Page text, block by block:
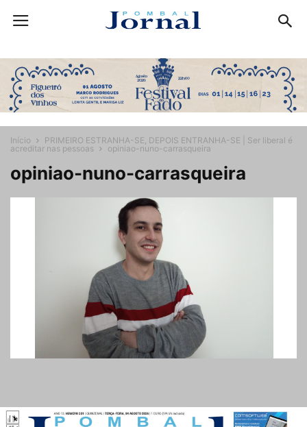
Início
PRIMEIRO ESTRANHA-SE, DEPOIS ENTRANHA-SE | Ser liberal é
acreditar nas pessoas
opiniao-nuno-carrasqueira
opiniao-nuno-carrasqueira